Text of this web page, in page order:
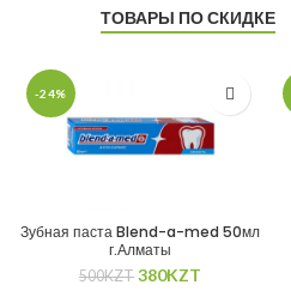
ТОВАРЫ ПО СКИДКЕ
-24%
Зубная паста Blend-a-med 50мл
г.Алматы
500KZT 380KZT